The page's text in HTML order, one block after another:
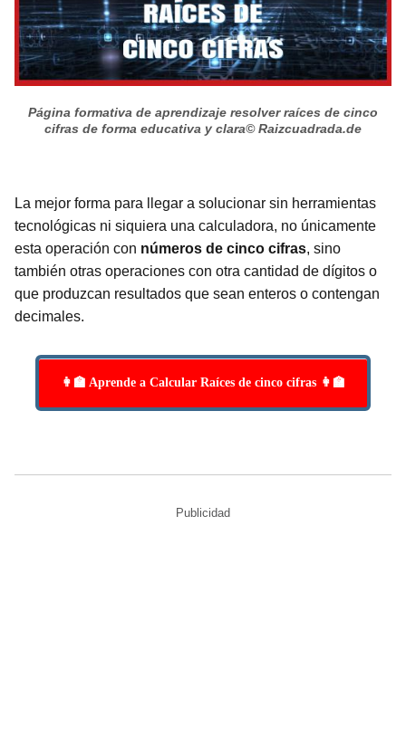
Página formativa de aprendizaje resolver raíces de cinco
cifras de forma educativa y clara© Raizcuadrada.de
La mejor forma para llegar a solucionar sin herramientas
tecnológicas ni siquiera una calculadora, no únicamente
esta operación con números de cinco cifras, sino
también otras operaciones con otra cantidad de dígitos o
que produzcan resultados que sean enteros o contengan
decimales.
👩‍🏫 Aprende a Calcular Raíces de cinco cifras 👩‍🏫
Publicidad